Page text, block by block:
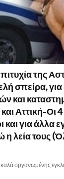
της
σπείρα,
και
Αττική-Οι 4
και για άλλα
η λεία τους
οργανωμένης